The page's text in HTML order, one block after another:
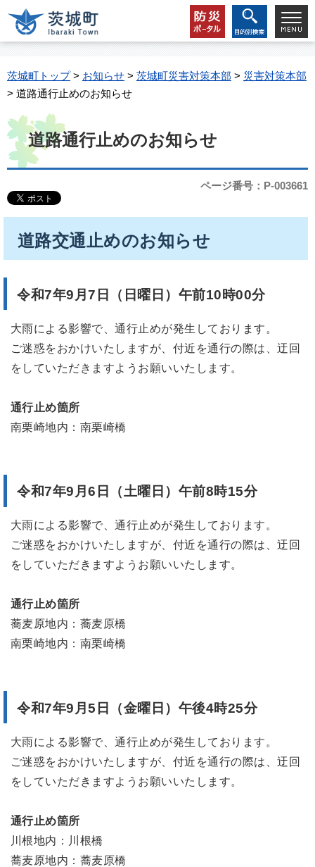
茨城町トップ> お知らせ > 茨城町災害対策本部 > 災害対策本部
> 道路通行止めのお知らせ
道路通行止めのお知らせ
ページ番号：P-003661
道路交通止めのお知らせ
令和7年9月7日（日曜日）午前10時00分
大雨による影響で、通行止めが発生しております。
ご迷惑をおかけいたしますが、付近を通行の際は、迂回
をしていただきますようお願いいたします。
通行止め箇所
南栗崎地内：南栗崎橋
令和7年9月6日（土曜日）午前8時15分
大雨による影響で、通行止めが発生しております。
ご迷惑をおかけいたしますが、付近を通行の際は、迂回
をしていただきますようお願いいたします。
通行止め箇所
蕎麦原地内：蕎麦原橋
南栗崎地内：南栗崎橋
令和7年9月5日（金曜日）午後4時25分
大雨による影響で、通行止めが発生しております。
ご迷惑をおかけいたしますが、付近を通行の際は、迂回
をしていただきますようお願いいたします。
通行止め箇所
川根地内：川根橋
蕎麦原地内：蕎麦原橋